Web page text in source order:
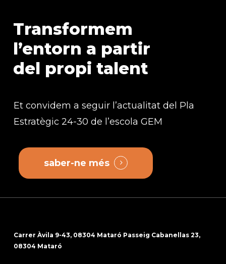
Transformem
l’entorn a partir
del propi talent
Et convidem a seguir l’actualitat del Pla
Estratègic 24-30 de l’escola GEM
saber-ne més
Carrer Àvila 9-43, 08304 Mataró Passeig Cabanellas 23,
08304 Mataró